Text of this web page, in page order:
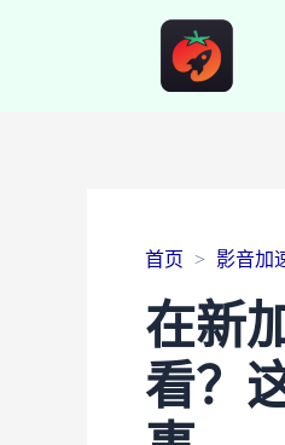
首页 影音加
在新
看？